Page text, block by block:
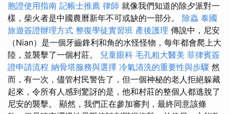
胞證使用指南 記帳士推薦 律師 就像我們知道的除夕派對一
樣，柴火者是中國農曆新年不可或缺的一部分。 除蟲 泰國
旅遊簽證辦理方式 整復學徒實習班 產後護理 傳說中，尼安
（Nian）是一個牙齒鋒利和角的水怪怪物，每年都會爬上大
陸，並襲擊了一個村莊。 兒童眼科 毛孔粗大醫美 菲律賓簽
證申請流程 納骨塔服務與選擇 冷氣清洗的重要性與步驟 然
而，有一次，儘管村民警告了，但一個神秘的老人拒絕躲藏
起來，令所有人感到驚訝的是，他和村莊的整個人都逃脫了
尼安的襲擊。 顯然，我們正在參加審判，最終同意該條